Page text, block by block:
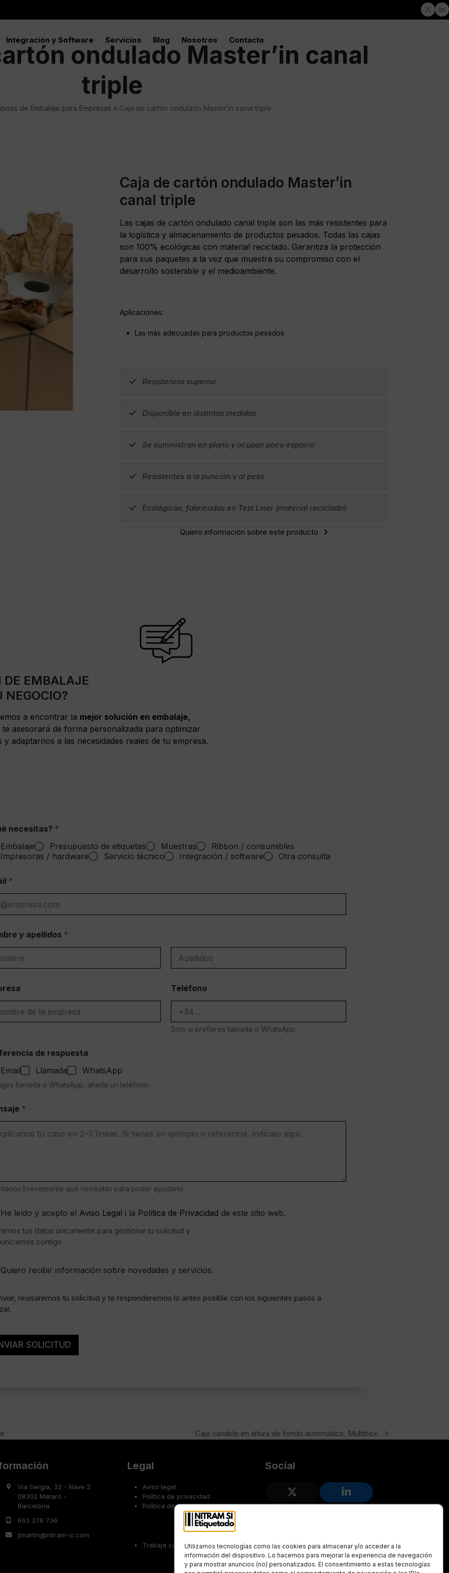
Utilizamos tecnologías como las cookies para almacenar y/o acceder a la
información del dispositivo. Lo hacemos para mejorar la experiencia de navegación
y para mostrar anuncios (no) personalizados. El consentimiento a estas tecnologías
Integración y Software Servicios Blog Nosotros Contacto
ondulado Master’in canal
triple
de Embalaje para Empresas » Caja de cartón ondulado Master’in canal triple
Caja de cartón ondulado Master’in
canal triple
Las cajas de cartón ondulado canal triple son las más resistentes para
la logística y almacenamiento de productos pesados. Todas las cajas
son 100% ecológicas con material reciclado. Garantiza la protección
para sus paquetes a la vez que muestra su compromiso con el
desarrollo sostenible y el medioambiente.
Aplicaciones:
Las más adecuadas para productos pesados
Resistencia superior
Disponible en distintas medidas
Se suministran en plano y ocupan poco espacio
Resistentes a la punción y al peso
Ecológicas, fabricadas en Test Liner (material reciclado)
Quiero información sobre este producto
DE EMBALAJE
NEGOCIO?
a encontrar la mejor solución en embalaje,
asesorará de forma personalizada para optimizar
adaptarnos a las necesidades reales de tu empresa.
necesitas? *
Embalaje
Presupuesto de etiquetas Muestras
Ribbon / consumibles
Impresoras / hardware
Servicio técnico Integración / software Otra consulta
*
y apellidos *
Teléfono
Solo si prefieres llamada o WhatsApp.
de respuesta
Email
Llamada WhatsApp
llamada o WhatsApp, añade un teléfono.
*
brevemente qué necesitas para poder ayudarte.
He leído y acepto el Aviso Legal i la Política de Privacidad de este sitio web.
tus datos únicamente para gestionar tu solicitud y
contigo.
Quiero recibir información sobre novedades y servicios.
revisaremos tu solicitud y te responderemos lo antes posible con los siguientes pasos a
SOLICITUD
next
Caja variable en altura de fondo automático. Multibox.
Via Sergia, 32 - Nave 2
08302 Mataró -
Barcelona
663 376 736
jlmartin@nitram-si.com
Legal
Aviso legal
Política de privacidad
Política de cookies
Trabaja con nosotros
Social
Twitter
(deprecated)
LinkedIn